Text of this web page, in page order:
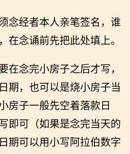
念经者本人亲笔签名，谁
在念诵前先把此处填上。
在念完小房子之后才写，
期，也可以是烧小房子当
房子一般先空着落款日
即可（如果是念完当天的
期可以用小写阿拉伯数字